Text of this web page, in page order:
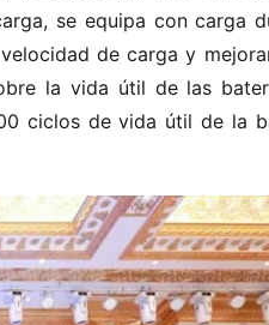
se equipa con carga
de carga y
la vida útil de las
ciclos de vida útil de la